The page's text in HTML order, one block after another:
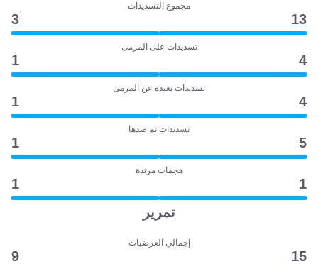
مجموع التسديدات
13
3
تسديدات على المرمى
4
1
تسديدات بعيدة عن المرمى
4
1
تسديدات تم صدها
5
1
هجمات مرتدة
1
1
تمرير
إجمالي العرضيات
15
9